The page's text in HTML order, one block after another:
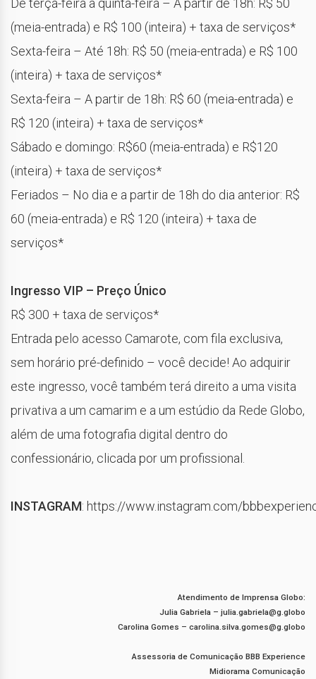
De terça-feira a quinta-feira – A partir de 18h: R$ 50
(meia-entrada) e R$ 100 (inteira) + taxa de serviços*
Sexta-feira – Até 18h: R$ 50 (meia-entrada) e R$ 100
(inteira) + taxa de serviços*
Sexta-feira – A partir de 18h: R$ 60 (meia-entrada) e
R$ 120 (inteira) + taxa de serviços*
Sábado e domingo: R$60 (meia-entrada) e R$120
(inteira) + taxa de serviços*
Feriados – No dia e a partir de 18h do dia anterior: R$
60 (meia-entrada) e R$ 120 (inteira) + taxa de
serviços*
Ingresso VIP – Preço Único
R$ 300 + taxa de serviços*
Entrada pelo acesso Camarote, com fila exclusiva,
sem horário pré-definido – você decide! Ao adquirir
este ingresso, você também terá direito a uma visita
privativa a um camarim e a um estúdio da Rede Globo,
além de uma fotografia digital dentro do
confessionário, clicada por um profissional.
INSTAGRAM: https://www.instagram.com/
Atendimento de Imprensa Globo:
Julia Gabriela – julia.gabriela@g.globo
Carolina Gomes – carolina.silva.gomes@g.globo
Assessoria de Comunicação BBB Experience
Midiorama Comunicação